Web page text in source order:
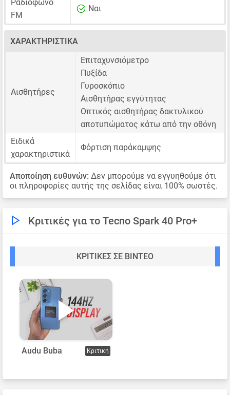
Ραδιόφωνο
FM
Ναι
ΧΑΡΑΚΤΗΡΙΣΤΙΚΆ
Αισθητήρες
Επιταχυνσιόμετρο
Πυξίδα
Γυροσκόπιο
Αισθητήρας εγγύτητας
Οπτικός αισθητήρας δακτυλικού
αποτυπώματος κάτω από την οθόνη
Ειδικά
χαρακτηριστικά
Φόρτιση παράκαμψης
Αποποίηση ευθυνών: Δεν μπορούμε να εγγυηθούμε ότι
οι πληροφορίες αυτής της σελίδας είναι 100% σωστές.
Κριτικές για το Tecno Spark 40 Pro+
ΚΡΙΤΙΚΈΣ ΣΕ ΒΊΝΤΕΟ
Audu Buba Κριτική